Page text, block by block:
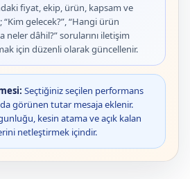
fiyat, ekip, ürün, kapsam ve
gelecek?”, “Hangi ürün
neler dâhil?” sorularını iletişim
için düzenli olarak güncellenir.
Seçtiğiniz seçilen performans
görünen tutar mesaja eklenir.
kesin atama ve açık kalan
netleştirmek içindir.